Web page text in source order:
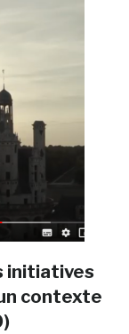
initiatives
contexte